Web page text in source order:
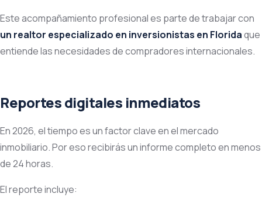
Este acompañamiento profesional es parte de trabajar con
un realtor especializado en inversionistas en Floridaque
entiende las necesidades de compradores internacionales.
Reportes digitales inmediatos
En 2026, el tiempo es un factor clave en el mercado
inmobiliario. Por eso recibirás un informe completo en menos
de 24 horas.
El reporte incluye: